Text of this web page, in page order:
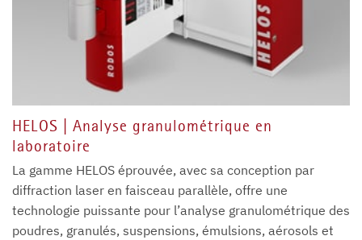
HELOS | Analyse granulométrique en
laboratoire
La gamme HELOS éprouvée, avec sa conception par
diffraction laser en faisceau parallèle, offre une
technologie puissante pour l’analyse granulométrique des
poudres, granulés, suspensions, émulsions, aérosols et